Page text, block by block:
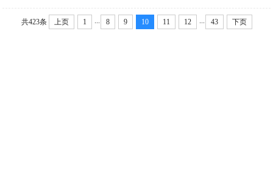
研究生
共423条 上页 1 ... 8 9 10 11 12 ... 43 下页